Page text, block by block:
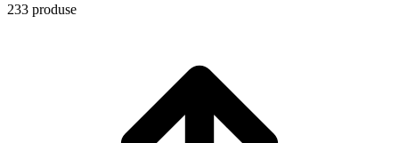
233 produse